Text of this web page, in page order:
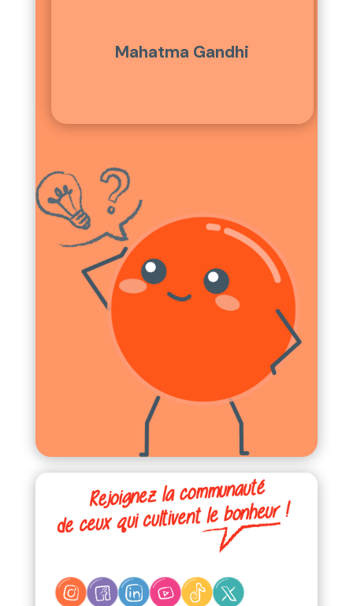
Mahatma Gandhi